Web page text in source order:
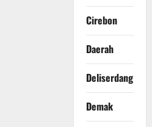
Cirebon
Daerah
Deliserdang
Demak